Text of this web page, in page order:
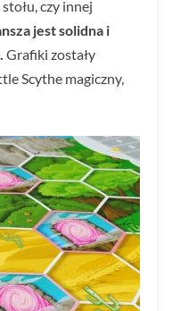
czy innej
jest solidna i
Grafiki zostały
Scythe magiczny,